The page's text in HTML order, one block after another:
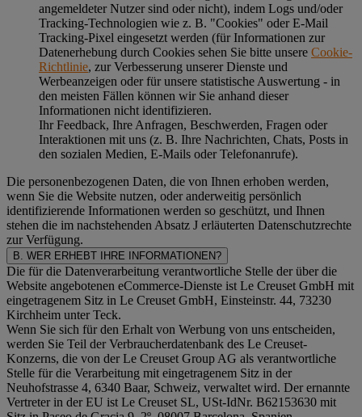
angemeldeter Nutzer sind oder nicht), indem Logs und/oder
Tracking-Technologien wie z. B. "Cookies" oder E-Mail
Tracking-Pixel eingesetzt werden (für Informationen zur
Datenerhebung durch Cookies sehen Sie bitte unsere Cookie-
Richtlinie, zur Verbesserung unserer Dienste und
Werbeanzeigen oder für unsere statistische Auswertung - in
den meisten Fällen können wir Sie anhand dieser
Informationen nicht identifizieren.
Ihr Feedback, Ihre Anfragen, Beschwerden, Fragen oder
Interaktionen mit uns (z. B. Ihre Nachrichten, Chats, Posts in
den sozialen Medien, E-Mails oder Telefonanrufe).
Die personenbezogenen Daten, die von Ihnen erhoben werden,
wenn Sie die Website nutzen, oder anderweitig persönlich
identifizierende Informationen werden so geschützt, und Ihnen
stehen die im nachstehenden Absatz J erläuterten Datenschutzrechte
zur Verfügung.
B. WER ERHEBT IHRE INFORMATIONEN?
Die für die Datenverarbeitung verantwortliche Stelle der über die
Website angebotenen eCommerce-Dienste ist Le Creuset GmbH mit
eingetragenem Sitz in Le Creuset GmbH, Einsteinstr. 44, 73230
Kirchheim unter Teck.
Wenn Sie sich für den Erhalt von Werbung von uns entscheiden,
werden Sie Teil der Verbraucherdatenbank des Le Creuset-
Konzerns, die von der Le Creuset Group AG als verantwortliche
Stelle für die Verarbeitung mit eingetragenem Sitz in der
Neuhofstrasse 4, 6340 Baar, Schweiz, verwaltet wird. Der ernannte
Vertreter in der EU ist Le Creuset SL, USt-IdNr. B62153630 mit